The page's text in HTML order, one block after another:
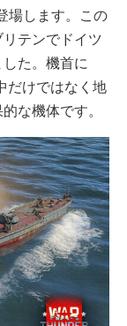
場します。この
テンでドイツ
た。機首に
だけではなく地
な機体です。